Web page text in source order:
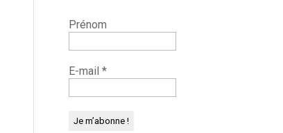
Prénom
E-mail*